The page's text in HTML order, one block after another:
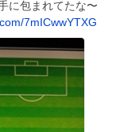
に包まれてたな〜
7mICwwYTXG